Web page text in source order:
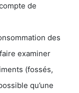
de
des
examiner
(fossés,
qu’une